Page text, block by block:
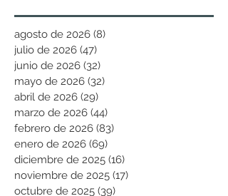
agosto de 2026 (8)
julio de 2026 (47)
junio de 2026 (32)
mayo de 2026 (32)
abril de 2026 (29)
marzo de 2026 (44)
febrero de 2026 (83)
enero de 2026 (69)
diciembre de 2025 (16)
noviembre de 2025 (17)
octubre de 2025 (39)